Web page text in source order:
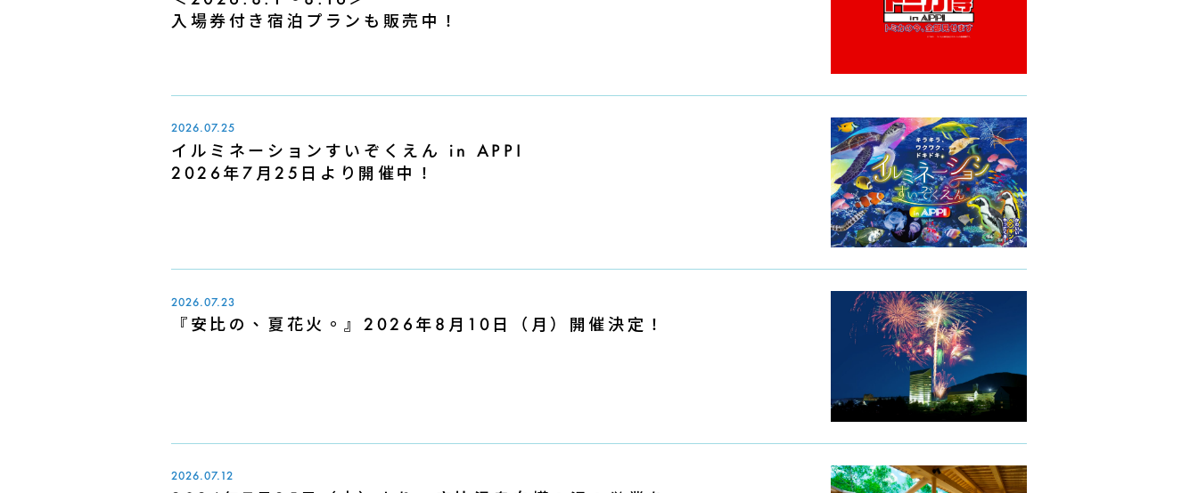
入場券付き宿泊プランも販売中！
2026.07.25
イルミネーションすいぞくえん in APPI
2026年7月25日より開催中！
2026.07.23
『安比の、夏花火。』2026年8月10日（月）開催決定！
2026.07.12